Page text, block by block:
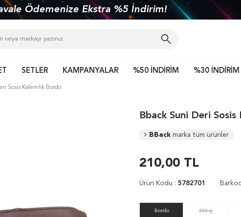
Ödemenize Ekstra %5 İndirim!
SETLER KAMPANYALAR %50 İNDİRİM %30 İNDİRİM
Sosis Kalemlik Bordo
Bback Suni Deri
BBack marka tüm ürünler
210,00 TL
Ürün Kodu : 5782701
Bordo 350 g